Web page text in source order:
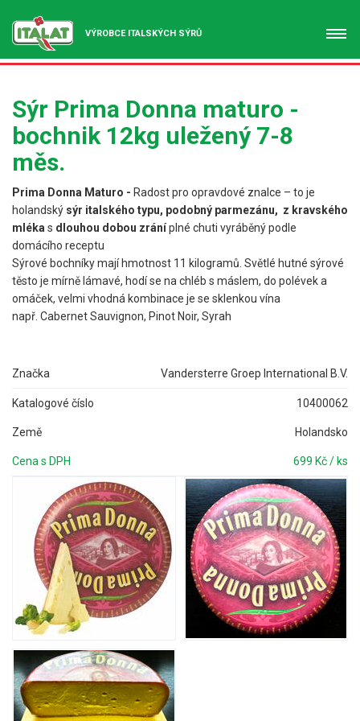
VÝROBCE ITALSKÝCH SÝRŮ
Sýr Prima Donna maturo -
bochnik 12kg uležený 7-8
měs.
Prima Donna Maturo - Radost pro opravdové znalce – to je
holandský sýr italského typu, podobný parmezánu, z kravského
mléka s dlouhou dobou zráníplné chuti vyráběný podle
domácího receptu
Sýrové bochníky mají hmotnost 11 kilogramů. Světlé hutné sýrové
těsto je mírně lámavé, hodí se na chléb s máslem, do polévek a
omáček, velmi vhodná kombinace je se sklenkou vína
např. Cabernet Sauvignon, Pinot Noir, Syrah
Značka Vandersterre Groep International B.V.
Katalogové číslo 10400062
Země Holandsko
Cena s DPH 699 Kč / ks